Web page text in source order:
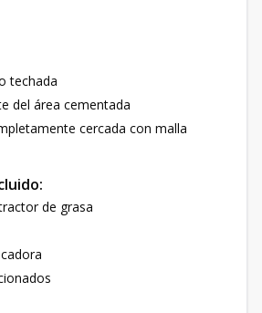
techada
del área cementada
cercada con malla
de grasa